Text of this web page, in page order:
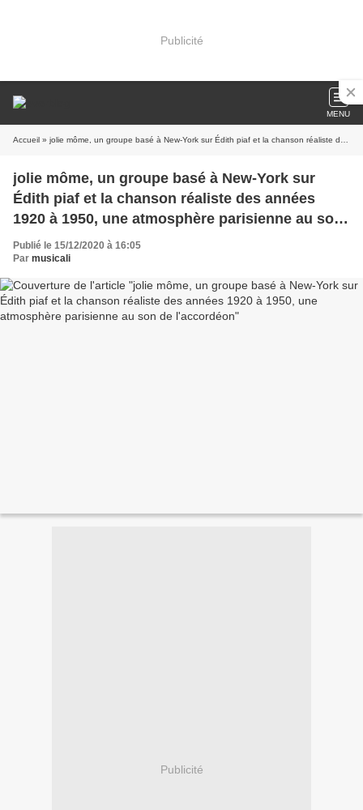
Publicité
MENU
Accueil » jolie môme, un groupe basé à New-York sur Édith piaf et la chanson réaliste des années 1920 à 1950, une atmosphère parisienne au son de l'accordéon
jolie môme, un groupe basé à New-York sur
Édith piaf et la chanson réaliste des années
1920 à 1950, une atmosphère parisienne au son
de l'accordéon
Publié le 15/12/2020 à 16:05
Par musicali
Publicité